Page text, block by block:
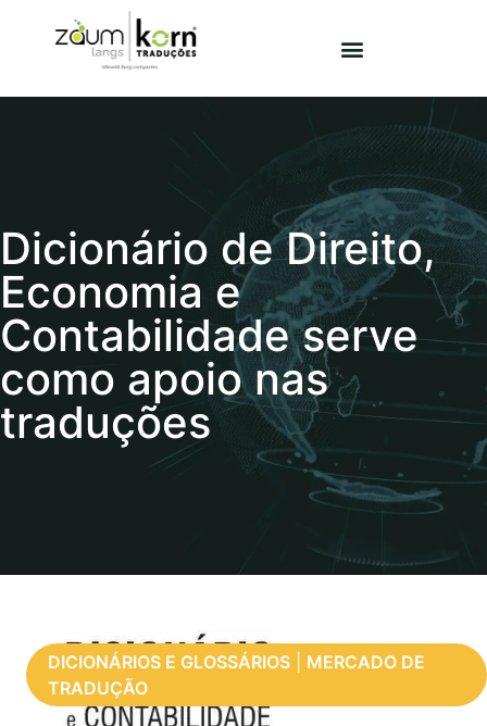
Dicionário de Direito,
Economia e
Contabilidade serve
como apoio nas
traduções
DICIONÁRIOS E GLOSSÁRIOS
MERCADO DE
TRADUÇÃO